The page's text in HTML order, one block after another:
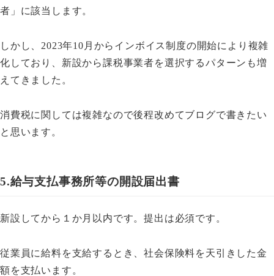
者」に該当します。
しかし、2023年10月からインボイス制度の開始により複雑
化しており、新設から課税事業者を選択するパターンも増
えてきました。
消費税に関しては複雑なので後程改めてブログで書きたい
と思います。
5.給与支払事務所等の開設届出書
新設してから１か月以内です。提出は必須です。
従業員に給料を支給するとき、社会保険料を天引きした金
額を支払います。